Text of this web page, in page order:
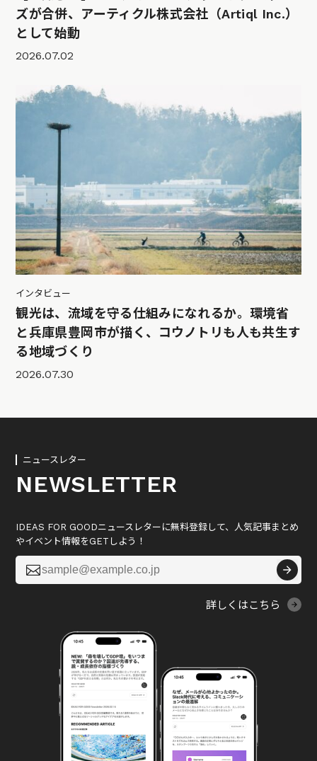
ズが合併、アーティクル株式会社（Artiql Inc.）
として始動
2026.07.02
インタビュー
観光は、流域を守る仕組みになれるか。環境省
と兵庫県豊岡市が描く、コウノトリも人も共生す
る地域づくり
2026.07.30
ニュースレター
NEWSLETTER
IDEAS FOR GOODニュースレターに無料登録して、人気記事まとめ
やイベント情報をGETしよう！

詳しくはこちら